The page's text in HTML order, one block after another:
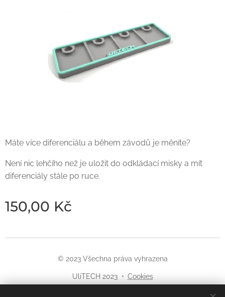
Máte více diferenciálu a během závodů je měníte?
Není nic lehčího než je uložit do odkládací misky a mít
diferenciály stále po ruce.
150,00 Kč
© 2023 Všechna práva vyhrazena
UliTECH 2023 Cookies